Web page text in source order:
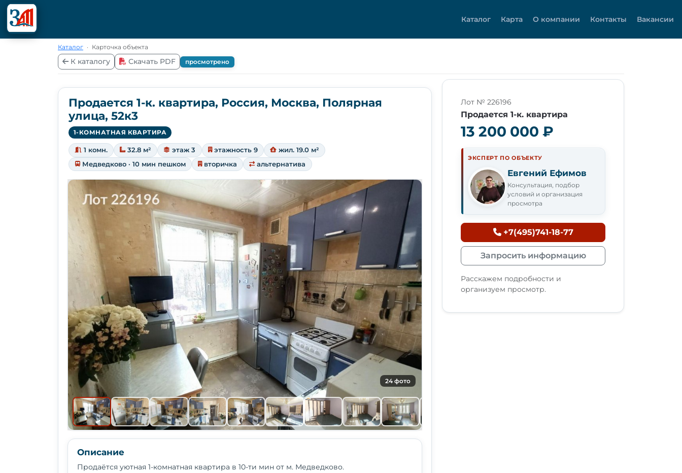
Каталог Карта О компании Контакты Вакансии
Каталог · Карточка объекта
К каталогу Скачать PDF просмотрено
Продается 1-к. квартира, Россия, Москва, Полярная
улица, 52к3
1-КОМНАТНАЯ КВАРТИРА
1 комн. 32.8 м² этаж 3 этажность 9
жил. 19.0 м²
Медведково · 10 мин пешком
вторичка альтернатива
24 фото
Описание
Продаётся уютная 1-комнатная квартира в 10-ти мин от м. Медведково.
Лот № 226196
Продается 1-к. квартира
13 200 000 ₽
ЭКСПЕРТ ПО ОБЪЕКТУ
Евгений Ефимов
Консультация, подбор
условий и организация
просмотра
+7(495)741-18-77
Запросить информацию
Расскажем подробности и
организуем просмотр.